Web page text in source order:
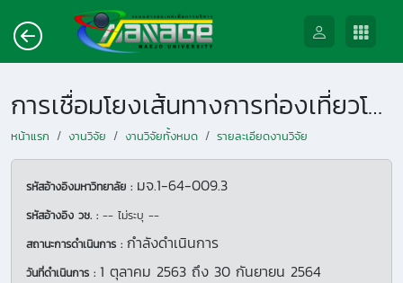
การเชื่อมโยงเส้นทางการท่องเที่ยวโดยชุมชนกับแหล่งท่องเที่ยวหลักภายในจังหวัดชุมพร
หน้าแรก งานวิจัย งานวิจัยทั้งหมด รายละเอียดงานวิจัย
รหัสอ้างอิงมหาวิทยาลัย : มจ.1-64-009.3
รหัสอ้างอิง วช. : -- ไม่ระบุ --
สถานะการดำเนินการ : กำลังดำเนินการ
วันที่ดำเนินการ : 1 ตุลาคม 2563 ถึง 30 กันยายน 2564